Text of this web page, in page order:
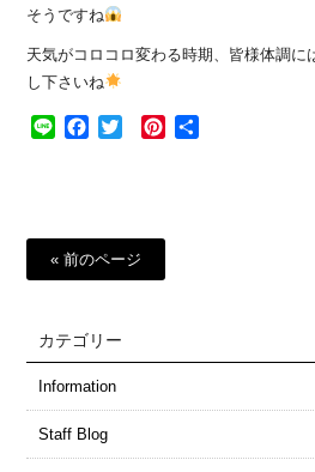
そうですね
天気がコロコロ変わる時期、皆様体調に
し下さいね
Line Facebook
Twitter Pinterest
« 前のページ
カテゴリー
Information
Staff Blog